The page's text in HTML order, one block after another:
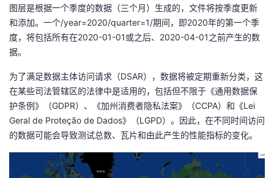
图层是根据一个季度的数据（三个月）生成的，文件将按季度更新
和添加。一个/year=2020/quarter=1/期间，即2020年的第一个季
度，将包括所有在2020-01-01或之后、2020-04-01之前产生的数
据。
为了满足数据主体访问请求（DSAR），数据将被定期重新分类，这
在某些司法管辖区的法律中是适用的，包括但不限于《通用数据保
护条例》（GDPR）、《加州消费者隐私法案》（CCPA）和《Lei
Geral de Proteção de Dados》（LGPD）。因此，在不同时间访问
的数据可能会导致测试总数、瓦片和由此产生的性能指标的变化。